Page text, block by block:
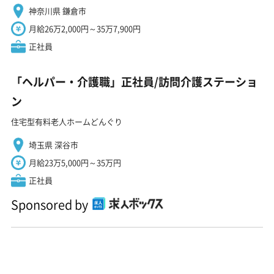
神奈川県 鎌倉市
月給26万2,000円～35万7,900円
正社員
「ヘルパー・介護職」正社員/訪問介護ステーショ
ン
住宅型有料老人ホームどんぐり
埼玉県 深谷市
月給23万5,000円～35万円
正社員
Sponsored by